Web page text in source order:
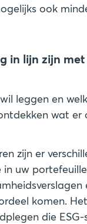
ook
in lijn zijn
leggen en
wat er
zijn er
uw
komen.
die ESG-